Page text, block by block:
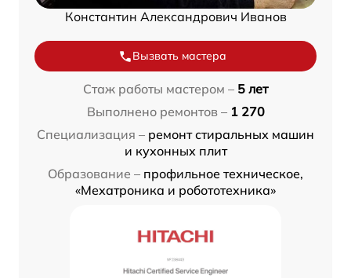
Константин Александрович Иванов
Вызвать мастера
Стаж работы мастером – 5 лет
Выполнено ремонтов – 1 270
Специализация – ремонт стиральных машин
и кухонных плит
Образование – профильное техническое,
«Мехатроника и робототехника»